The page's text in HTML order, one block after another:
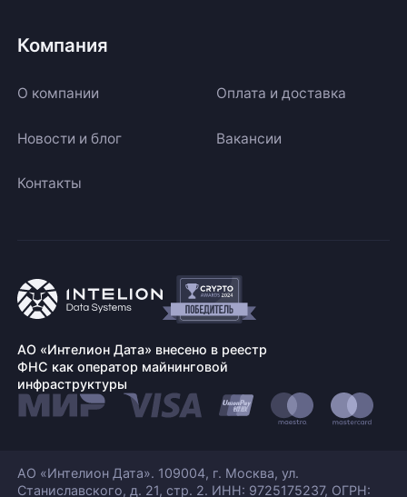
Компания
О компании Оплата и доставка
Новости и блог Вакансии
Контакты
АО «Интелион Дата» внесено в реестр
ФНС как оператор майнинговой
инфраструктуры
АО «Интелион Дата». 109004, г. Москва, ул.
Станиславского, д. 21, стр. 2. ИНН: 9725175237, ОГРН: